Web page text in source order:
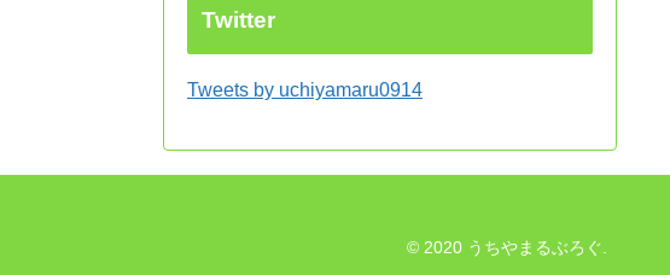
Twitter
Tweets by uchiyamaru0914
© 2020 うちやまるぶろぐ.